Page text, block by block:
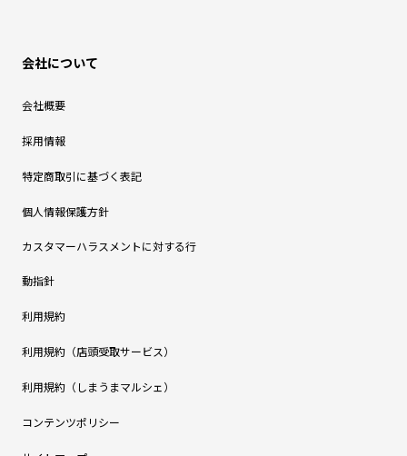
会社について
会社概要
採用情報
特定商取引に基づく表記
個人情報保護方針
カスタマーハラスメントに対する行
動指針
利用規約
利用規約（店頭受取サービス）
利用規約（しまうまマルシェ）
コンテンツポリシー